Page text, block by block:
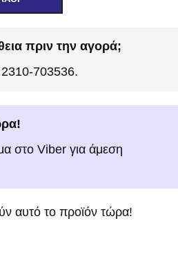
πριν την αγορά;
703536.
στο Viber για άμεση
αυτό το προϊόν τώρα!